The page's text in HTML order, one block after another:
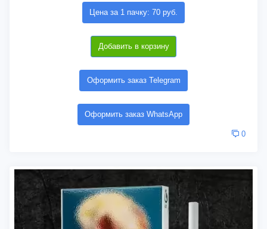
Цена за 1 пачку: 70 руб.
Добавить в корзину
Оформить заказ Telegram
Оформить заказ WhatsApp
0